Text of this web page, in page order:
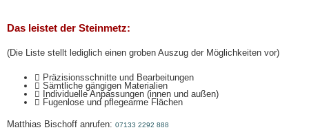
Das leistet der Steinmetz:
(Die Liste stellt lediglich einen groben Auszug der Möglichkeiten vor)
Präzisionsschnitte und Bearbeitungen
Sämtliche gängigen Materialien
Individuelle Anpassungen (innen und außen)
Fugenlose und pflegearme Flächen
Matthias Bischoff anrufen: 07133 2292 888